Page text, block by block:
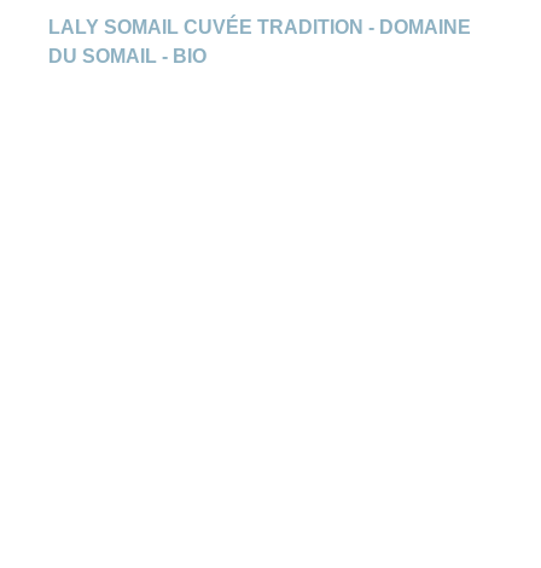
LALY SOMAIL CUVÉE TRADITION - DOMAINE
DU SOMAIL - BIO